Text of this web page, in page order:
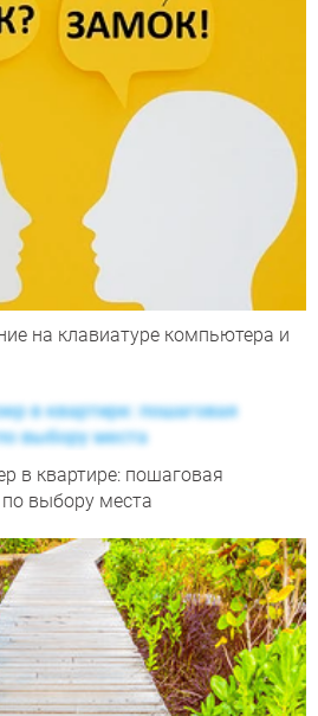
на клавиатуре компьютера и
в квартире: пошаговая
выбору места